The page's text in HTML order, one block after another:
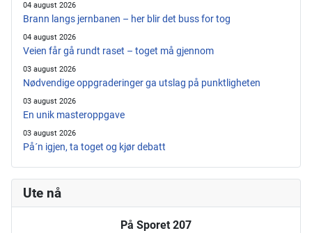
04 august 2026
Brann langs jernbanen – her blir det buss for tog
04 august 2026
Veien får gå rundt raset – toget må gjennom
03 august 2026
Nødvendige oppgraderinger ga utslag på punktligheten
03 august 2026
En unik masteroppgave
03 august 2026
På´n igjen, ta toget og kjør debatt
Ute nå
På Sporet 207